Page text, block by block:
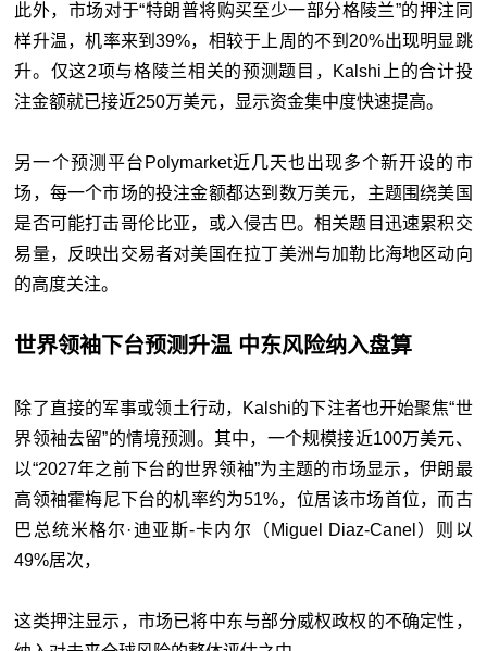
此外，市场对于“特朗普将购买至少一部分格陵兰”的押注同
样升温，机率来到39%，相较于上周的不到20%出现明显跳
升。仅这2项与格陵兰相关的预测题目，Kalshi上的合计投
注金额就已接近250万美元，显示资金集中度快速提高。
另一个预测平台Polymarket近几天也出现多个新开设的市
场，每一个市场的投注金额都达到数万美元，主题围绕美国
是否可能打击哥伦比亚，或入侵古巴。相关题目迅速累积交
易量，反映出交易者对美国在拉丁美洲与加勒比海地区动向
的高度关注。
世界领袖下台预测升温 中东风险纳入盘算
除了直接的军事或领土行动，Kalshi的下注者也开始聚焦“世
界领袖去留”的情境预测。其中，一个规模接近100万美元、
以“2027年之前下台的世界领袖”为主题的市场显示，伊朗最
高领袖霍梅尼下台的机率约为51%，位居该市场首位，而古
巴总统米格尔·迪亚斯-卡内尔（Miguel Diaz-Canel）则以
49%居次，
这类押注显示，市场已将中东与部分威权政权的不确定性，